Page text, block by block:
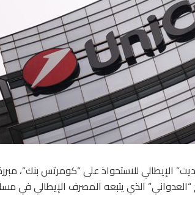
الإيطالي للاستحواذ على “كومرتس بنك”،
الذي يتبعه المصرف الإيطالي في